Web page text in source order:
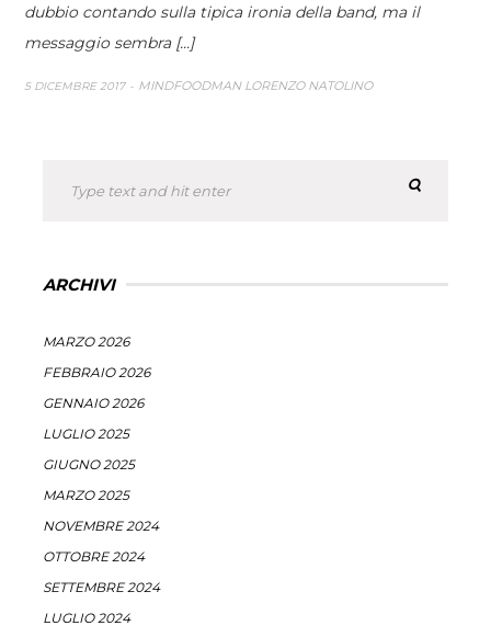
dubbio contando sulla tipica ironia della band, ma il
messaggio sembra [...]
5 DICEMBRE 2017 MINDFOODMAN LORENZO NATOLINO
ARCHIVI
MARZO 2026
FEBBRAIO 2026
GENNAIO 2026
LUGLIO 2025
GIUGNO 2025
MARZO 2025
NOVEMBRE 2024
OTTOBRE 2024
SETTEMBRE 2024
LUGLIO 2024